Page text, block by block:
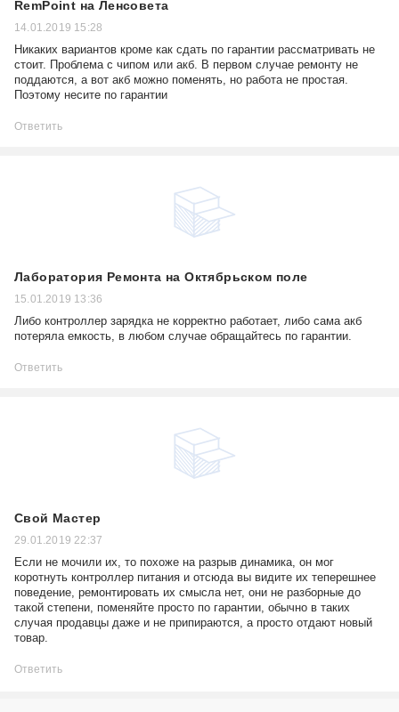
RemPoint на Ленсовета
14.01.2019 15:28
Никаких вариантов кроме как сдать по гарантии рассматривать не
стоит. Проблема с чипом или акб. В первом случае ремонту не
поддаются, а вот акб можно поменять, но работа не простая.
Поэтому несите по гарантии
Ответить
Лаборатория Ремонта на Октябрьском поле
15.01.2019 13:36
Либо контроллер зарядка не корректно работает, либо сама акб
потеряла емкость, в любом случае обращайтесь по гарантии.
Ответить
Свой Мастер
29.01.2019 22:37
Если не мочили их, то похоже на разрыв динамика, он мог
коротнуть контроллер питания и отсюда вы видите их теперешнее
поведение, ремонтировать их смысла нет, они не разборные до
такой степени, поменяйте просто по гарантии, обычно в таких
случая продавцы даже и не припираются, а просто отдают новый
товар.
Ответить